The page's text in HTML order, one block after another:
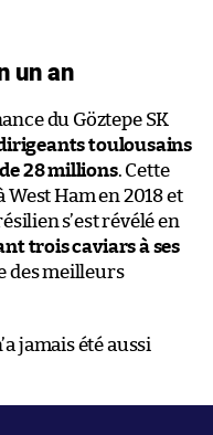
un an
du Göztepe SK
toulousains
28 millions. Cette
West Ham en 2018 et
s’est révélé en
trois caviars à ses
des meilleurs
jamais été aussi